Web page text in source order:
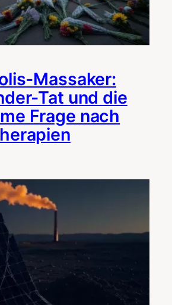
Massaker:
Tat und die
Frage nach